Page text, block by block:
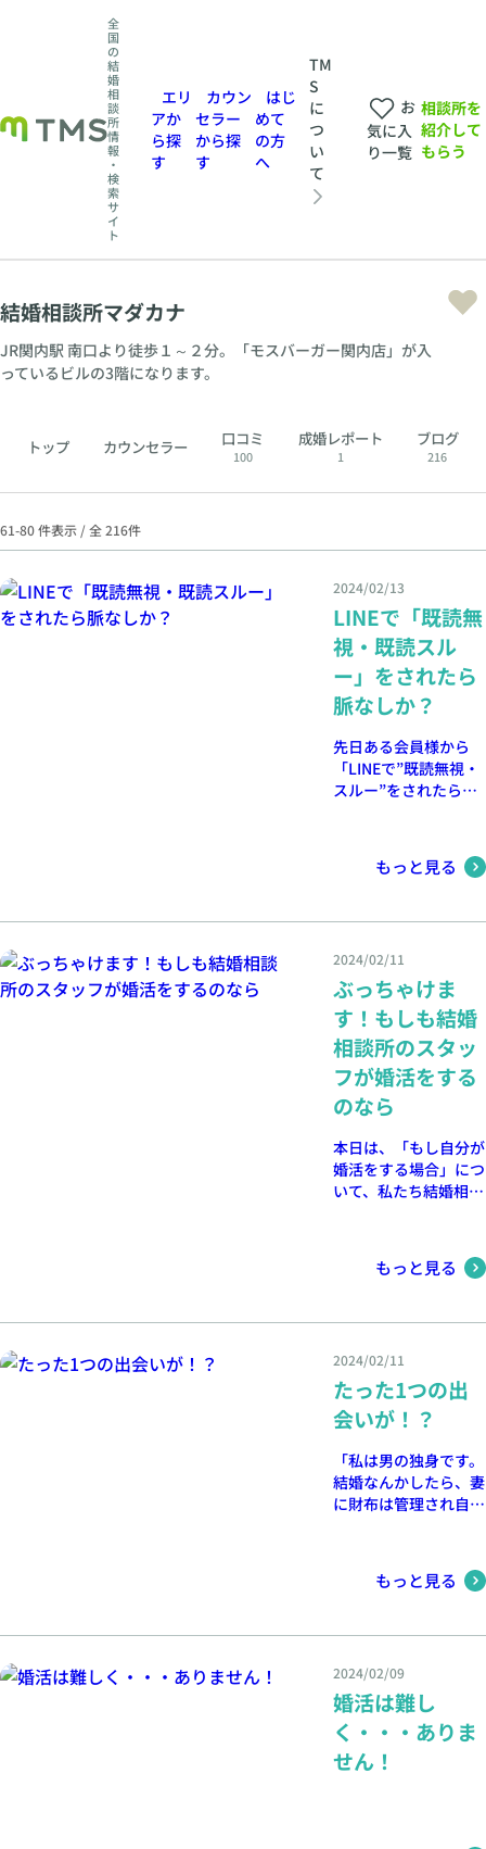
全
国
の
結
婚
相
談
所
情
報
・
検
索
サ
イ
ト
エリ
アか
ら探
す
カウン
セラー
から探
す
はじ
めて
の方
へ
TM
S
に
つ
い
て
お
気に入
り一覧
相談所を
紹介して
もらう
結婚相談所マダカナ
JR関内駅 南口より徒歩１～２分。「モスバーガー関内店」が入
っているビルの3階になります。
トップ カウンセラー 口コミ
100
成婚レポート
1
ブログ
216
61-80 件表示 / 全 216件
2024/02/13
LINEで「既読無
視・既読スル
ー」をされたら
脈なしか？
先日ある会員様から
「LINEで”既読無視・
スルー”をされたら脈
それについて回答しま
しょう。もっと見る
2024/02/11
ぶっちゃけま
す！もしも結婚
相談所のスタッ
フが婚活をする
のなら
本日は、「もし自分が
婚活をする場合」につ
いて、私たち結婚相談
ます。婚活を考える人
は「結婚相談所のスタ
を行うのか？」と疑問
ょうか。
もっと見る
2024/02/11
たった1つの出
会いが！？
「私は男の独身です。
結婚なんかしたら、妻
に財布は管理され自分
の上に、給料は少ない
し結婚はしない方が良
Quoraで上記の質問に
がありましたのでこの
場に紹介させてくださ
い。
もっと見る
2024/02/09
婚活は難し
く・・・ありま
せん！